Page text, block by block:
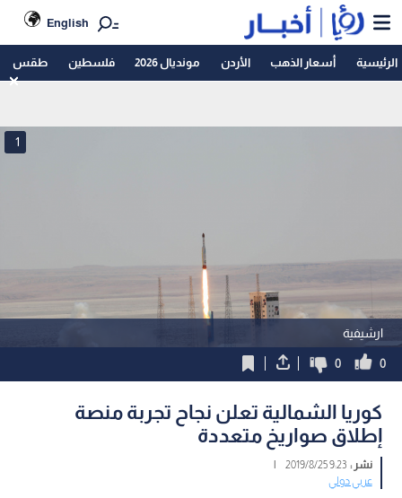
English
الرئيسية أسعار الذهب الأردن مونديال 2026 فلسطين طقس
ارشيفية
1
0
0
كوريا الشمالية تعلن نجاح تجربة منصة
إطلاق صواريخ متعددة
نشر :9:23 2019/8/25
|
عربي دولي